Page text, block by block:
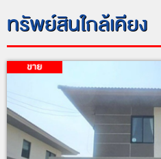
ทรัพย์สินใกล้เคียง